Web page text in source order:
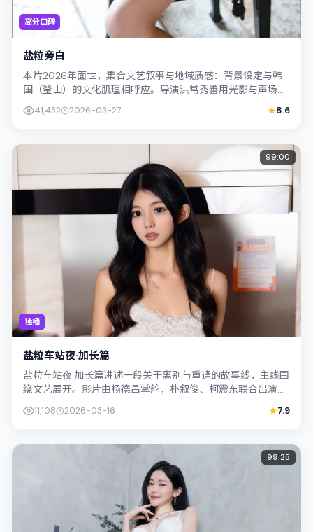
高分口碑
盐粒旁白
本片2026年面世，集合文艺叙事与地域质感：背景设定与韩
国（釜山）的文化肌理相呼应。导演洪常秀善用光影与声场塑
造孤独感，易烊千玺饰演角色的抉择牵...
41,432 2026-03-27 8.6
独播
99:00
盐粒车站夜·加长篇
盐粒车站夜·加长篇讲述一段关于离别与重逢的故事线，主线围
绕文艺展开。影片由杨德昌掌舵，朴叙俊、柯震东联合出演；
11,108 2026-03-16 7.9
99:25